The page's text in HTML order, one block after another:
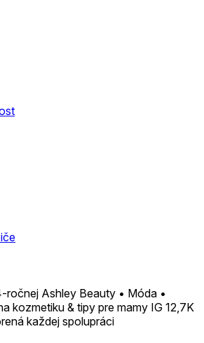
ročnej Ashley Beauty • Móda •
kozmetiku & tipy pre mamy IG 12,7K
každej spolupráci